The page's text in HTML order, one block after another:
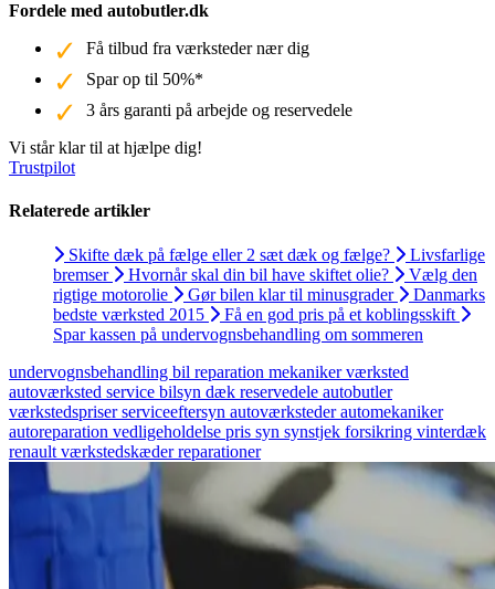
Fordele med autobutler.dk
Få tilbud fra værksteder nær dig
Spar op til 50%*
3 års garanti på arbejde og reservedele
Vi står klar til at hjælpe dig!
Trustpilot
Relaterede artikler
Skifte dæk på fælge eller 2 sæt dæk og fælge?
Livsfarlige
bremser
Hvornår skal din bil have skiftet olie?
Vælg den
rigtige motorolie
Gør bilen klar til minusgrader
Danmarks
bedste værksted 2015
Få en god pris på et koblingsskift
Spar kassen på undervognsbehandling om sommeren
undervognsbehandling bil reparation mekanikerværksted
autoværksted service bilsyn dæk reservedele autobutler
værkstedspriserserviceeftersyn autoværkstederautomekaniker
autoreparation vedligeholdelse pris syn synstjek forsikring vinterdæk
renault værkstedskæderreparationer